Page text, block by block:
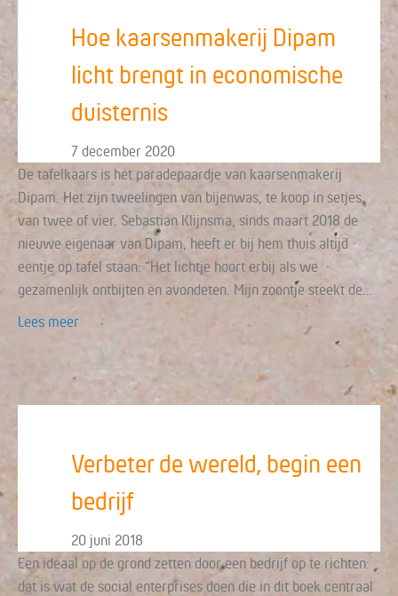
Hoe kaarsenmakerij Dipam
licht brengt in economische
duisternis
7 december 2020
De tafelkaars is het paradepaardje van kaarsenmakerij
Dipam. Het zijn tweelingen van bijenwas, te koop in setjes
van twee of vier. Sebastian Klijnsma, sinds maart 2018 de
nieuwe eigenaar van Dipam, heeft er bij hem thuis altijd
eentje op tafel staan: “Het lichtje hoort erbij als we
gezamenlijk ontbijten en avondeten. Mijn zoontje steekt de…
Lees meer
Verbeter de wereld, begin een
bedrijf
20 juni 2018
Een ideaal op de grond zetten door een bedrijf op te richten:
dat is wat de social enterprises doen die in dit boek centraal